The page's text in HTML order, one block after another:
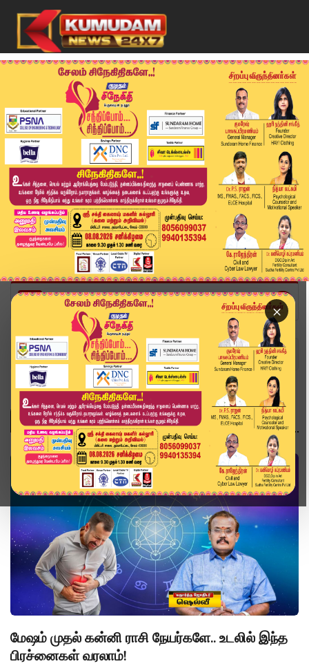
×
Home Topics
மேஷம் முதல் கன்னி ராசி நேயர்களே.. உடலில் இந்த
பிரச்னைகள் வரலாம்!